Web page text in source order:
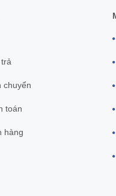
chuyển
toán
hàng